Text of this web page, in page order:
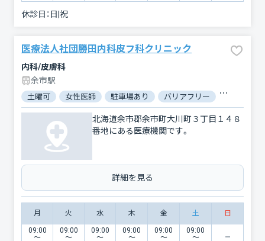
休診日： 日|祝
医療法人社団勝田内科皮フ科クリニック
内科/皮膚科
余市駅
土曜可 女性医師 駐車場あり バリアフリー 対応言語：
北海道余市郡余市町大川町３丁目１４８
番地にある医療機関です。
詳細を見る
月 火 水 木 金 土 日
09:00
〜
09:00
〜
09:00
〜
09:00
〜
09:00
〜
09:00
〜